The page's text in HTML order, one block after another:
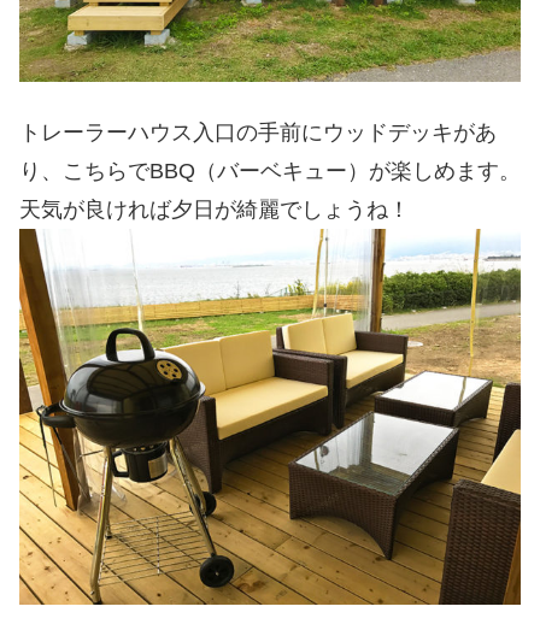
トレーラーハウス入口の手前にウッドデッキがあ
り、こちらでBBQ（バーベキュー）が楽しめます。
天気が良ければ夕日が綺麗でしょうね！